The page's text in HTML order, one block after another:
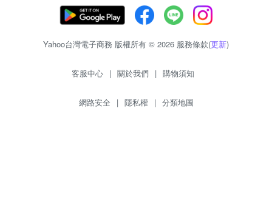
Yahoo台灣電子商務 版權所有 © 2026 服務條款(更新)
客服中心 | 關於我們 | 購物須知
網路安全 | 隱私權 | 分類地圖